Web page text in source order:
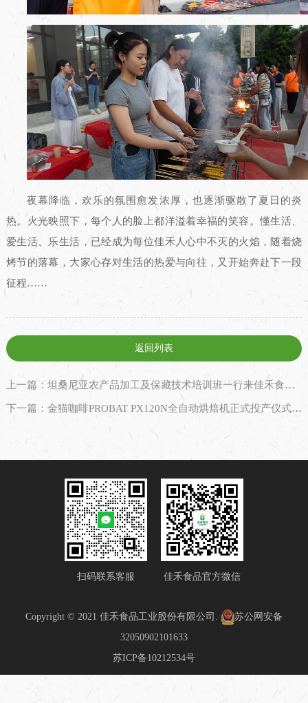
夜幕降临，欢乐的氛围愈发浓厚，也逐渐驱散了夏日的炎
热。火光映照下，每个人的脸上都洋溢着幸福的笑容。懂生活、
爱生活、乐生活，已经成为每位佳禾人心中不灭的火焰，随着烧
烤节的落幕，大家心存对生活的热爱与向往，又开始奔赴下一段
征程……
返回列表
上一篇：坦桑尼亚农产品加工及保藏技术培训班一行来佳禾食品参访交流
下一篇：金猫咖啡PROBAT PX120N全自动烘焙机正式投产仪式隆重举行
扫码联系客服 佳禾食品官方微信
Copyright © 2021 佳禾食品工业股份有限公司.
苏公网安备
32050902101633
苏ICP备10212534号